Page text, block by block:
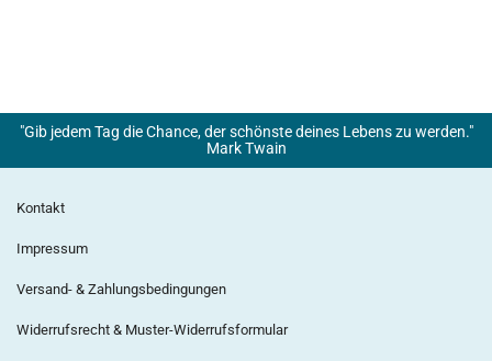
"Gib jedem Tag die Chance, der schönste deines Lebens zu werden."
Mark Twain
Kontakt
Impressum
Versand- & Zahlungsbedingungen
Widerrufsrecht & Muster-Widerrufsformular